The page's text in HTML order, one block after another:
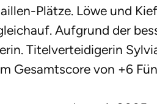
Plätze. Löwe und
Aufgrund der
Titelverteidigerin
Gesamtscore von +6